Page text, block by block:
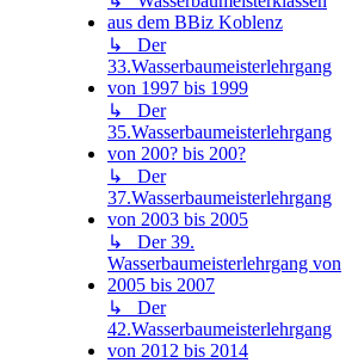
aus dem BBiz Koblenz
↳ Der
33.Wasserbaumeisterlehrgang
von 1997 bis 1999
↳ Der
35.Wasserbaumeisterlehrgang
von 200? bis 200?
↳ Der
37.Wasserbaumeisterlehrgang
von 2003 bis 2005
↳ Der 39.
Wasserbaumeisterlehrgang von
2005 bis 2007
↳ Der
42.Wasserbaumeisterlehrgang
von 2012 bis 2014